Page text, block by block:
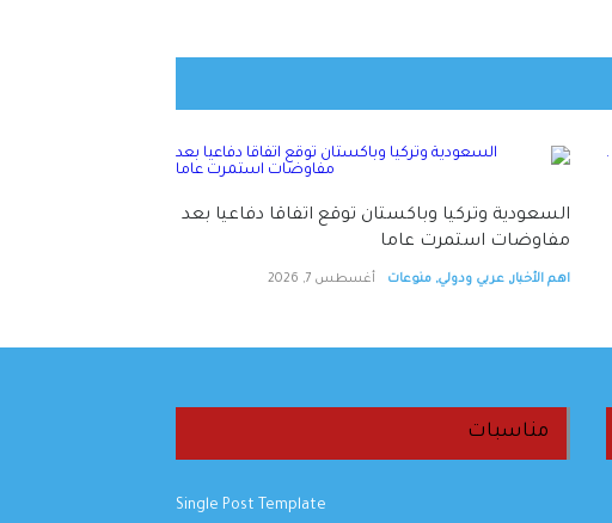
السعودية وتركيا وباكستان توقع اتفاقا دفاعيا بعد
مفاوضات استمرت عاما
اهم الأخبار, عربي ودولي, منوعات أغسطس 7, 2026
مناسبات